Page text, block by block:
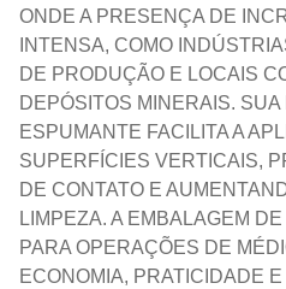
ONDE A PRESENÇA DE
INTENSA, COMO
DE PRODUÇÃO E LOCAIS
DEPÓSITOS MINERAIS.
ESPUMANTE FACILITA A
SUPERFÍCIES VERTICAIS,
DE CONTATO E
LIMPEZA. A EMBALAGEM
PARA OPERAÇÕES DE
ECONOMIA, PRATICIDADE